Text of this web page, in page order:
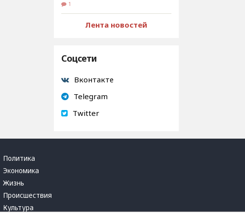
1
Лента новостей
Соцсети
Вконтакте
Telegram
Twitter
Политика
Экономика
Жизнь
Происшествия
Культура